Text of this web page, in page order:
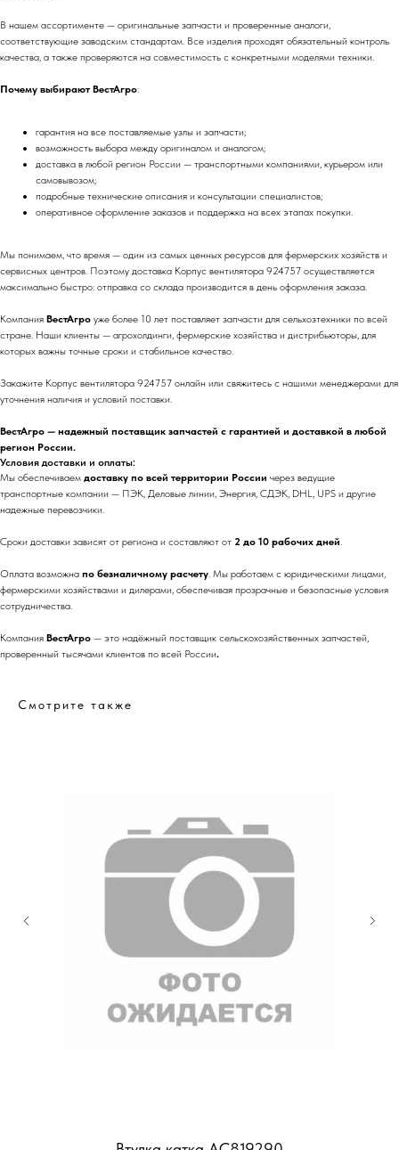
В нашем ассортименте — оригинальные запчасти и проверенные аналоги,
соответствующие заводским стандартам. Все изделия проходят обязательный контроль
качества, а также проверяются на совместимость с конкретными моделями техники.
Почему выбирают ВестАгро:
гарантия на все поставляемые узлы и запчасти;
возможность выбора между оригиналом и аналогом;
доставка в любой регион России — транспортными компаниями, курьером или
самовывозом;
подробные технические описания и консультации специалистов;
оперативное оформление заказов и поддержка на всех этапах покупки.
Мы понимаем, что время — один из самых ценных ресурсов для фермерских хозяйств и
сервисных центров. Поэтому доставка Корпус вентилятора 924757 осуществляется
максимально быстро: отправка со склада производится в день оформления заказа.
Компания ВестАгро уже более 10 лет поставляет запчасти для сельхозтехники по всей
стране. Наши клиенты — агрохолдинги, фермерские хозяйства и дистрибьюторы, для
которых важны точные сроки и стабильное качество.
Закажите Корпус вентилятора 924757 онлайн или свяжитесь с нашими менеджерами для
уточнения наличия и условий поставки.
ВестАгро — надежный поставщик запчастей с гарантией и доставкой в любой
регион России.
Условия доставки и оплаты:
Мы обеспечиваем доставку по всей территории России через ведущие
транспортные компании — ПЭК, Деловые линии, Энергия, СДЭК, DHL, UPS и другие
надежные перевозчики.
Сроки доставки зависят от региона и составляют от 2 до 10 рабочих дней.
Оплата возможна по безналичному расчету. Мы работаем с юридическими лицами,
фермерскими хозяйствами и дилерами, обеспечивая прозрачные и безопасные условия
сотрудничества.
Компания ВестАгро — это надёжный поставщик сельскохозяйственных запчастей,
проверенный тысячами клиентов по всей России.
Смотрите также